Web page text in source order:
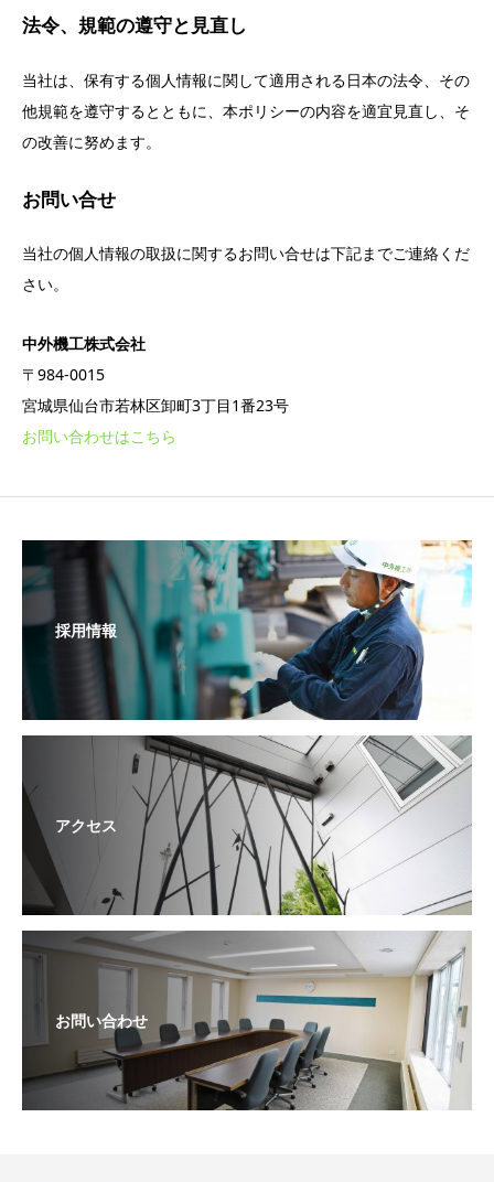
法令、規範の遵守と見直し
当社は、保有する個人情報に関して適用される日本の法令、その
他規範を遵守するとともに、本ポリシーの内容を適宜見直し、そ
の改善に努めます。
お問い合せ
当社の個人情報の取扱に関するお問い合せは下記までご連絡くだ
さい。
中外機工株式会社
〒 984-0015
宮城県仙台市若林区卸町3丁目1番23号
お問い合わせはこちら
採用情報
アクセス
お問い合わせ